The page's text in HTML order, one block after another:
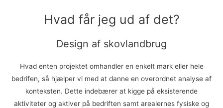
Hvad får jeg ud af det?
Design af skovlandbrug
Hvad enten projektet omhandler en enkelt mark eller hele
bedrifen, så hjælper vi med at danne en overordnet analyse af
konteksten. Dette indebærer at kigge på eksisterende
aktiviteter og aktiver på bedriften samt arealernes fysiske og